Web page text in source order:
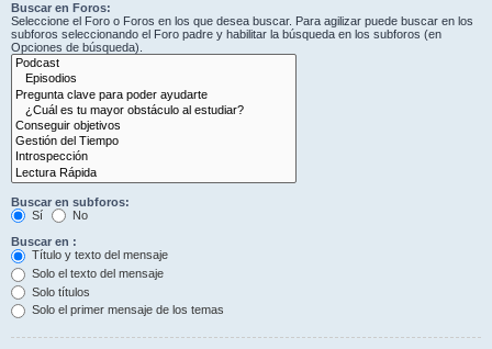
Buscar en Foros:
Seleccione el Foro o Foros en los que desea buscar. Para agilizar puede buscar en los
subforos seleccionando el Foro padre y habilitar la búsqueda en los subforos (en
Opciones de búsqueda).
Buscar en subforos:
Sí
No
Buscar en :
Título y texto del mensaje
Solo el texto del mensaje
Solo títulos
Solo el primer mensaje de los temas